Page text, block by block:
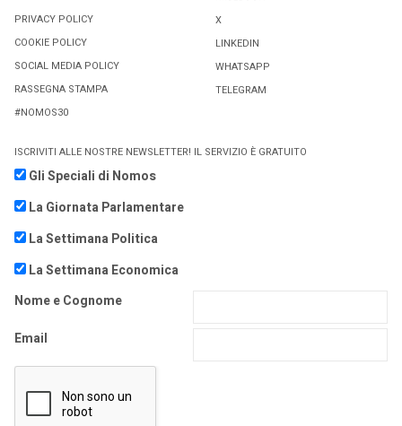
PRIVACY POLICY
COOKIE POLICY
SOCIAL MEDIA POLICY
RASSEGNA STAMPA
#NOMOS30
X
LINKEDIN
WHATSAPP
TELEGRAM
ISCRIVITI ALLE NOSTRE NEWSLETTER! IL SERVIZIO È GRATUITO
Gli Speciali di Nomos
La Giornata Parlamentare
La Settimana Politica
La Settimana Economica
Nome e Cognome
Email